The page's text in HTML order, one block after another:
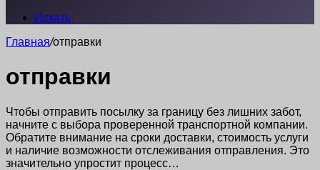
Искать
Главная/отправки
отправки
Чтобы отправить посылку за границу без лишних забот,
начните с выбора проверенной транспортной компании.
Обратите внимание на сроки доставки, стоимость услуги
и наличие возможности отслеживания отправления. Это
значительно упростит процесс…